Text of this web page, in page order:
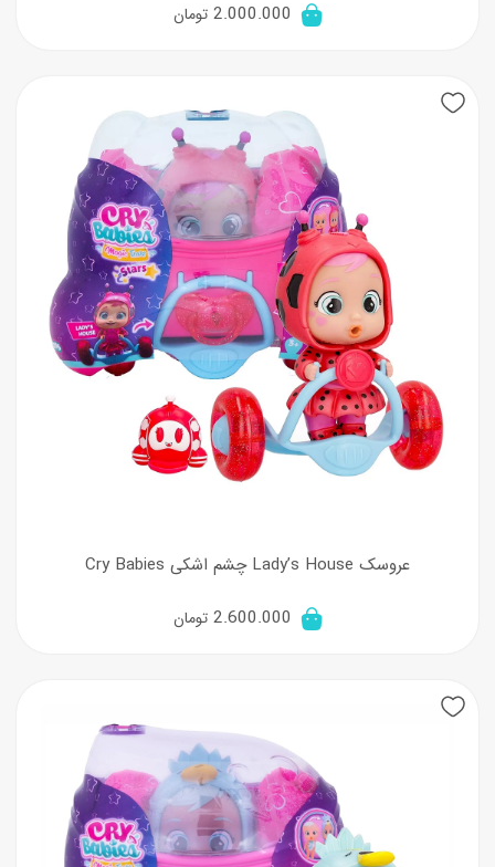
2.000.000 تومان
عروسک Lady’s House چشم اشکی Cry Babies
2.600.000 تومان